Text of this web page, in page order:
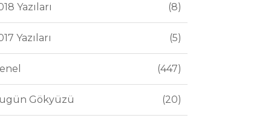
Yazıları 8
Yazıları 5
447
Gökyüzü 20